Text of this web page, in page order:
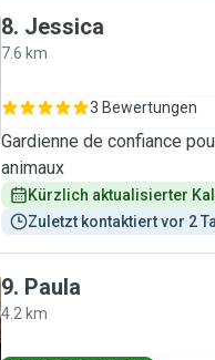
8. Jessica
7.6 km
3 Bewertungen
Gardienne de confiance
animaux
Kürzlich aktualisierter
Zuletzt kontaktiert vor 2
9. Paula
4.2 km